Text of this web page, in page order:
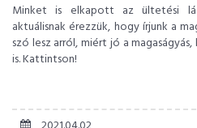
Minket is elkapott az ültetési
aktuálisnak érezzük, hogy írjunk a
szó lesz arról, miért jó a
is. Kattintson!